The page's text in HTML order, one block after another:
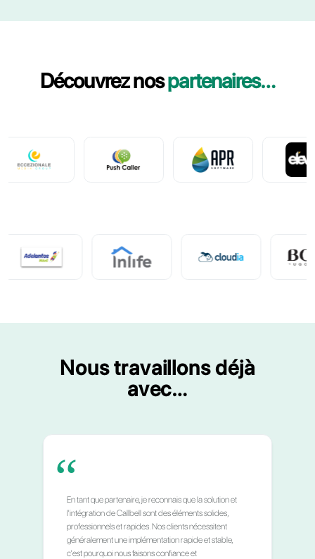
Qui peut participer au programme
partenaire ?
les clients que j'amène à Callbell ?
paiements des commissions ?
Qu'est-ce qui est attendu de moi en
tant que partenaire Callbell ?
Callbell propose-t-il son logiciel en
solution white-label ?
Comment puis-je obtenir plus
d'informations ?